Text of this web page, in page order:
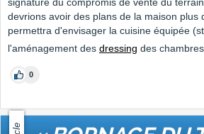
signature du compromis de vente du
devrions avoir des plans de la maison plus
permettra d'envisager la cuisine équipée
l'aménagement des dressing des
0